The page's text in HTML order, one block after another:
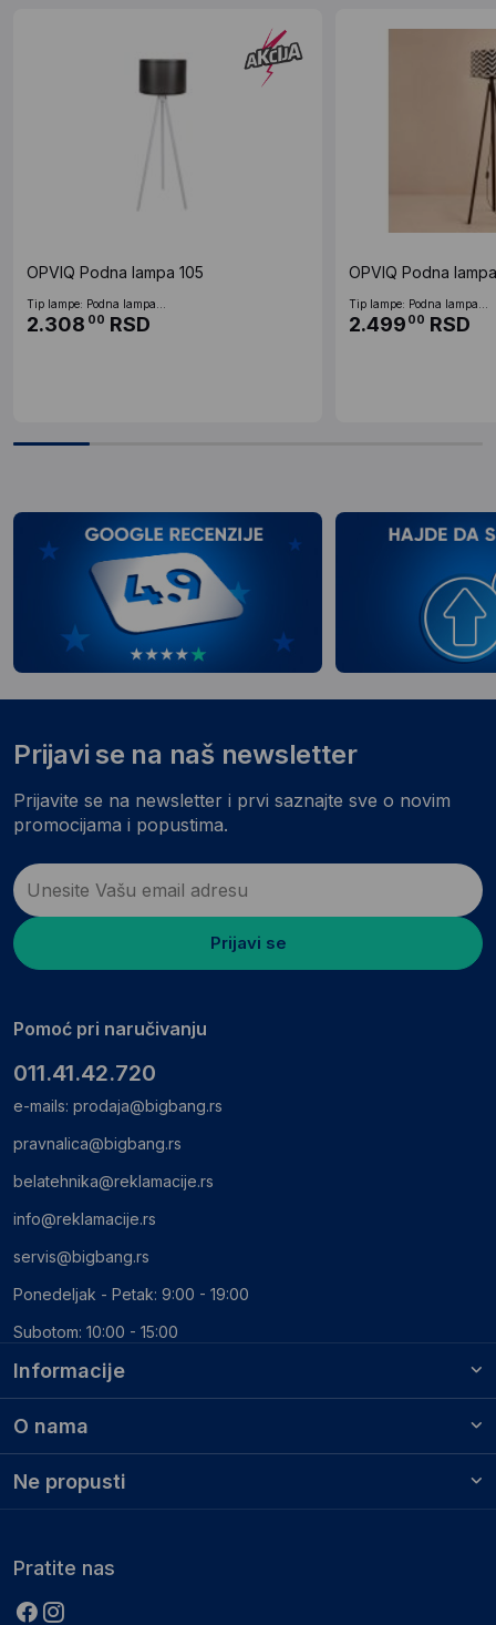
OPVIQ Podna lampa 105
Tip lampe: Podna lampa...
2.308 00 RSD
OPVIQ Podna
Tip lampe: Podna lampa...
2.499 00 RSD
Informacije
O nama
Ne propusti
Prijavi se na naš newsletter
Prijavite se na newsletter i prvi saznajte sve o novim
promocijama i popustima.
Prijavi se
Pomoć pri naručivanju
011.41.42.720
e-mails: prodaja@bigbang.rs
pravnalica@bigbang.rs
belatehnika@reklamacije.rs
info@reklamacije.rs
servis@bigbang.rs
Ponedeljak - Petak: 9:00 - 19:00
Subotom: 10:00 - 15:00
Pratite nas